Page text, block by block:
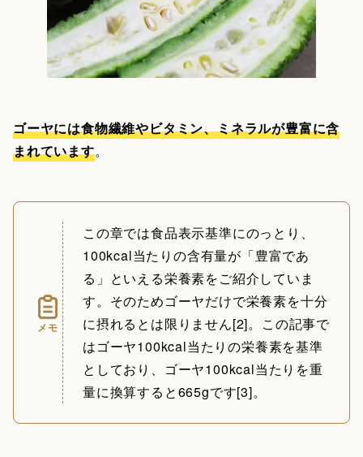
ゴーヤには食物繊維やビタミン、ミネラルが豊富に含
まれています。
メモ
この章では食品表示基準にのっとり、
100kcal当たりの含有量が「豊富であ
る」といえる栄養素をご紹介していま
す。そのためゴーヤだけで栄養素を十分
に摂れるとは限りません[2]。この記事で
はゴーヤ100kcal当たりの栄養素を基準
としており、ゴーヤ100kcal当たりを重
量に換算すると665gです[3]。